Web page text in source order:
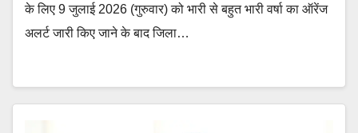
के लिए 9 जुलाई 2026 (गुरुवार) को भारी से बहुत भारी वर्षा का ऑरेंज
अलर्ट जारी किए जाने के बाद जिला…